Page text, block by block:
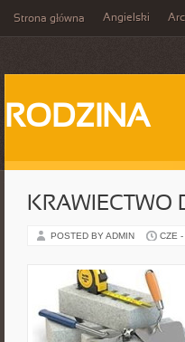
Strona główna Angielski
RODZINA
KRAWIECTWO
POSTED BY ADMIN CZE